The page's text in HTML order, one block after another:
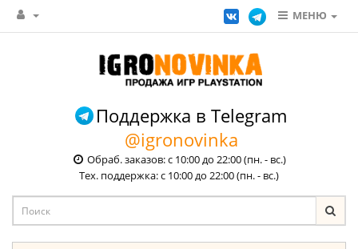
МЕНЮ
Поддержка в Telegram
@igronovinka
Обраб. заказов: с 10:00 до 22:00 (пн. - вс.)
Тех. поддержка: с 10:00 до 22:00 (пн. - вс.)